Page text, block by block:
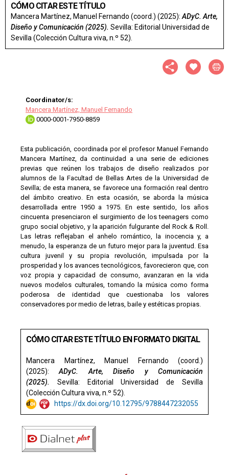
CÓMO CITAR ESTE TÍTULO
Mancera Martínez, Manuel Fernando (coord.) (2025): ADyC. Arte,
Diseño y Comunicación (2025). Sevilla: Editorial Universidad de
Sevilla (Colección Cultura viva, n.º 52).
Coordinator/s:
Mancera Martínez, Manuel Fernando
0000-0001-7950-8859
Esta publicación, coordinada por el profesor Manuel Fernando
Mancera Martínez, da continuidad a una serie de ediciones
previas que reúnen los trabajos de diseño realizados por
alumnos de la Facultad de Bellas Artes de la Universidad de
Sevilla; de esta manera, se favorece una formación real dentro
del ámbito creativo. En esta ocasión, se aborda la música
desarrollada entre 1950 a 1975. En este sentido, los años
cincuenta presenciaron el surgimiento de los teenagers como
grupo social objetivo, y la aparición fulgurante del Rock & Roll.
Las letras reflejaban el anhelo romántico, la inocencia y, a
menudo, la esperanza de un futuro mejor para la juventud. Esa
cultura juvenil y su propia revolución, impulsada por la
prosperidad y los avances tecnológicos, favorecieron que, con
voz propia y capacidad de consumo, avanzaran en la vida
nuevos modelos culturales, tomando la música como forma
poderosa de identidad que cuestionaba los valores
conservadores por medio de letras, baile y estéticas propias.
CÓMO CITAR ESTE TÍTULO EN FORMATO DIGITAL
Mancera Martínez, Manuel Fernando (coord.)
(2025):ADyC. Arte, Diseño y Comunicación
(2025).
Sevilla: Editorial Universidad de Sevilla
(Colección Cultura viva, n.º 52).
https://dx.doi.org/10.12795/9788447232055